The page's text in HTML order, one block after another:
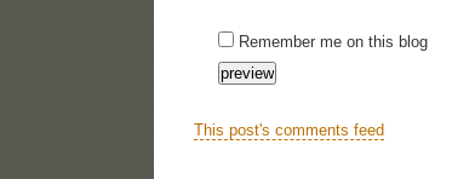
Remember me on this blog
This post's comments feed